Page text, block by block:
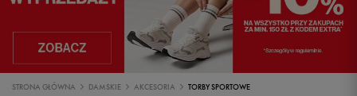
STRONA GŁÓWNA DAMSKIE AKCESORIA TORBY SPORTOWE